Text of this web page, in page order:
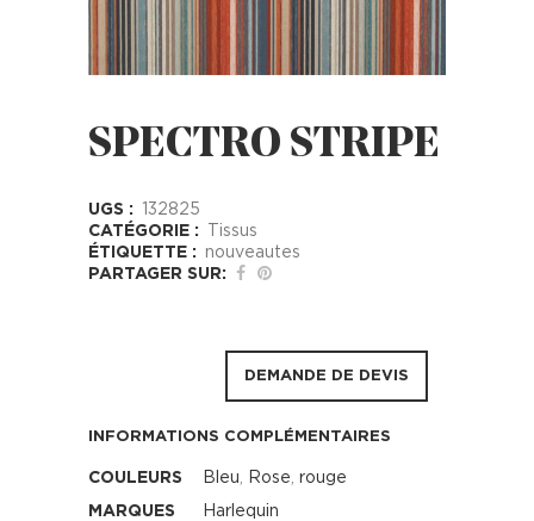
SPECTRO STRIPE
UGS :
132825
CATÉGORIE :
Tissus
ÉTIQUETTE :
nouveautes
PARTAGER SUR:
DEMANDE DE DEVIS
INFORMATIONS COMPLÉMENTAIRES
COULEURS Bleu, Rose, rouge
MARQUES
Harlequin